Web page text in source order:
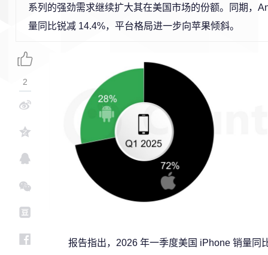
系列的强劲需求继续扩大其在美国市场的份额。同期，
量同比锐减 14.4%，平台格局进一步向苹果倾斜。
报告指出，2026 年一季度美国 iPhone 销量同
2